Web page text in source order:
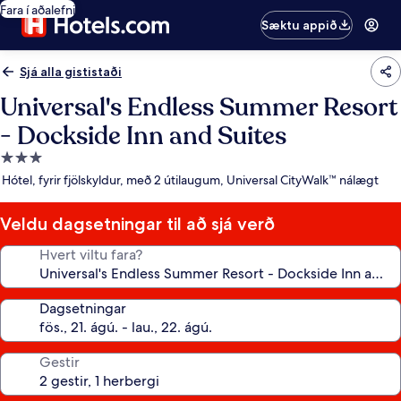
Fara í aðalefni
Sæktu appið
Sjá alla gististaði
Universal's Endless Summer Resort
- Dockside Inn and Suites
3.0
stjörnu
Hótel, fyrir fjölskyldur, með 2 útilaugum, Universal CityWalk™ nálægt
Veldu dagsetningar til að sjá verð
Hvert viltu fara?
Dagsetningar
Gestir